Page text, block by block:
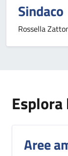
Sindaco
Rossella
Aree